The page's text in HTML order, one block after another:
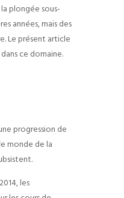
plongée sous-
années, mais des
Le présent article
ce domaine.
progression de
monde de la
les